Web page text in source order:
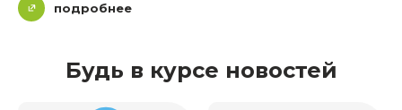
подробнее
Будь в курсе новостей